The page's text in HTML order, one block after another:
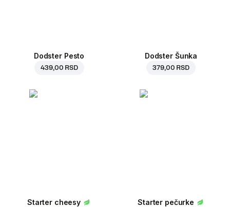
Dodster Pesto
439,00 RSD
Dodster Šunka
379,00 RSD
Starter cheesy Starter pečurke